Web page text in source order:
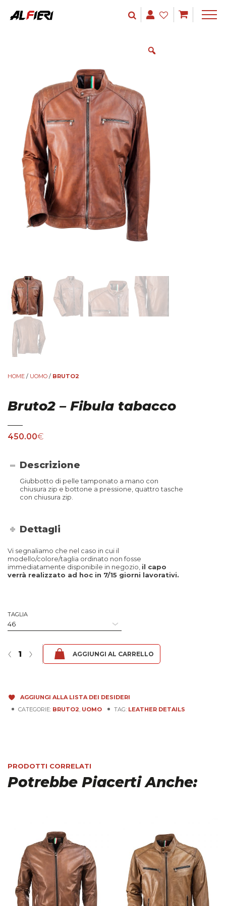
HOME / UOMO / BRUTO2
Bruto2 – Fibula tabacco
450.00€
Descrizione
Giubbotto di pelle tamponato a mano con
chiusura zip e bottone a pressione, quattro tasche
con chiusura zip.
Dettagli
Vi segnaliamo che nel caso in cui il
modello/colore/taglia ordinato non fosse
immediatamente disponibile in negozio, il capo
verrà realizzato ad hoc in 7/15 giorni lavorativi.
TAGLIA
Bruto2 - Fibula tabacco quantità
›
‹ AGGIUNGI AL CARRELLO
AGGIUNGI ALLA LISTA DEI DESIDERI
CATEGORIE: BRUTO2, UOMO TAG: LEATHER DETAILS
PRODOTTI CORRELATI
Potrebbe Piacerti Anche: